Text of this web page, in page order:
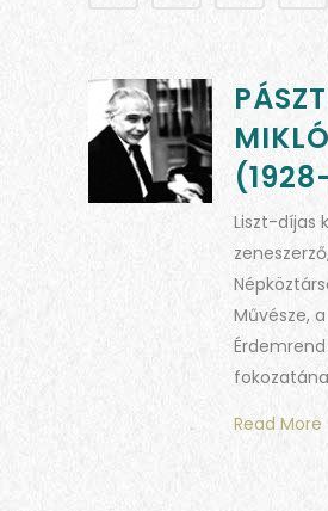
Liszt-díjas
Művésze,
Read More